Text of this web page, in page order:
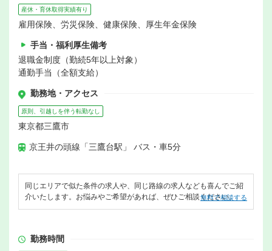
産休・育休取得実績有り
雇用保険、労災保険、健康保険、厚生年金保険
手当・福利厚生備考
退職金制度（勤続5年以上対象）
通勤手当（全額支給）
勤務地・アクセス
原則、引越しを伴う転勤なし
東京都三鷹市
京王井の頭線「三鷹台駅」 バス・車5分
同じエリアで似た条件の求人や、同じ路線の求人なども喜んでご紹
介いたします。お悩みやご希望があれば、ぜひご相談ください。
無料で相談する
勤務時間